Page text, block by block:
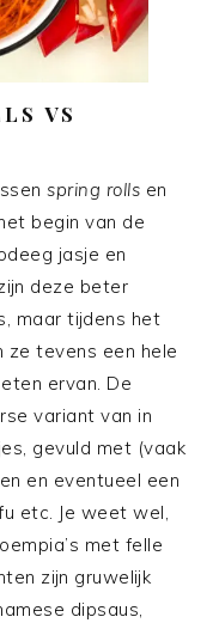
VS
spring rolls en
begin van de
jasje en
deze beter
maar tijdens het
ze tevens een hele
ervan. De
variant van in
gevuld met (vaak
en eventueel een
etc. Je weet wel,
met felle
zijn gruwelijk
dipsaus,